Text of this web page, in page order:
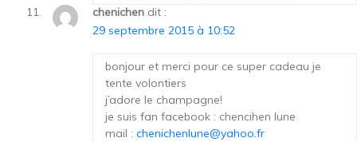
chenichen dit :
29 septembre 2015 à 10:52
bonjour et merci pour ce super cadeau je
tente volontiers
j’adore le champagne!
je suis fan facebook : chencihen lune
mail : chenichenlune@yahoo.fr